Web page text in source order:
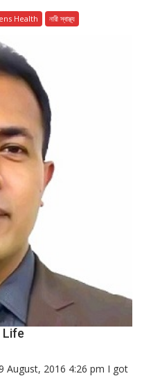
Health নারী স্বাস্থ্য
Life
August, 2016 4:26 pm I got